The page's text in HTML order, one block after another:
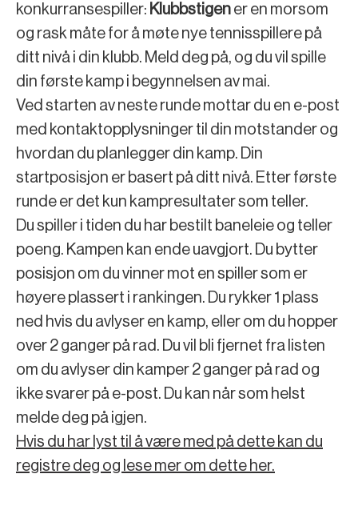
konkurransespiller: Klubbstigen er en morsom
og rask måte for å møte nye tennisspillere på
ditt nivå i din klubb. Meld deg på, og du vil spille
din første kamp i begynnelsen av mai.
Ved starten av neste runde mottar du en e-post
med kontaktopplysninger til din motstander og
hvordan du planlegger din kamp. Din
startposisjon er basert på ditt nivå. Etter første
runde er det kun kampresultater som teller.
Du spiller i tiden du har bestilt baneleie og teller
poeng. Kampen kan ende uavgjort. Du bytter
posisjon om du vinner mot en spiller som er
høyere plassert i rankingen. Du rykker 1 plass
ned hvis du avlyser en kamp, eller om du hopper
over 2 ganger på rad. Du vil bli fjernet fra listen
om du avlyser din kamper 2 ganger på rad og
ikke svarer på e-post. Du kan når som helst
melde deg på igjen.
Hvis du har lyst til å være med på dette kan du
registre deg og lese mer om dette her.